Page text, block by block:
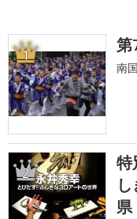
1 第
南
2
特
県